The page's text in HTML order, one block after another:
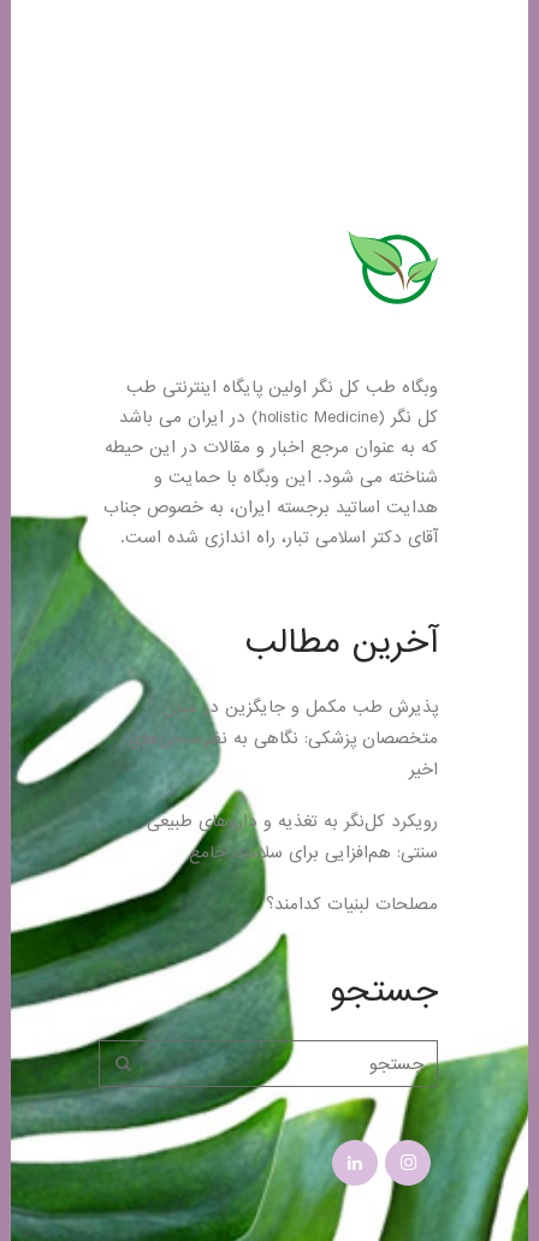
وبگاه طب کل نگر اولین پایگاه اینترنتی طب
کل نگر (holistic Medicine) در ایران می باشد
که به عنوان مرجع اخبار و مقالات در این حیطه
شناخته می شود. این وبگاه با حمایت و
هدایت اساتید برجسته ایران، به خصوص جناب
آقای دکتر اسلامی تبار، راه اندازی شده است.
آخرین مطالب
پذیرش طب مکمل و جایگزین در میان
متخصصان پزشکی: نگاهی به نظرسنجی‌های
اخیر
رویکرد کل‌نگر به تغذیه و داروهای طبیعی
سنتی: هم‌افزایی برای سلامت جامع
مصلحات لبنیات کدامند؟
جستجو